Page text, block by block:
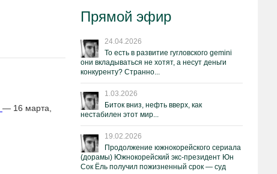
— 16 марта,
Прямой эфир
24.04.2026
То есть в развитие гугловского gemini
они вкладываться не хотят, а несут деньги
конкуренту? Странно...
1.03.2026
Биток вниз, нефть вверх, как
нестабилен этот мир...
19.02.2026
Продолжение южнокорейского сериала
(дорамы) Южнокорейский экс-президент Юн
Сок Ёль получил пожизненный срок — суд